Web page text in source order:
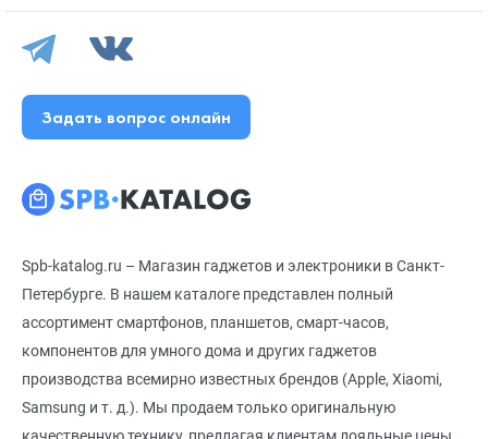
Spb-katalog.ru – Магазин гаджетов и электроники в Санкт-
Петербурге. В нашем каталоге представлен полный
ассортимент смартфонов, планшетов, смарт-часов,
компонентов для умного дома и других гаджетов
производства всемирно известных брендов (Apple, Xiaomi,
Samsung и т. д.). Мы продаем только оригинальную
Задать вопрос онлайн